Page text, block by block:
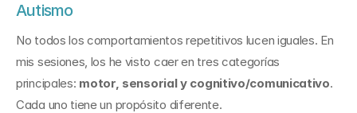
Autismo
No todos los comportamientos repetitivos lucen iguales. En
mis sesiones, los he visto caer en tres categorías
principales: motor, sensorial y cognitivo/comunicativo.
Cada uno tiene un propósito diferente.